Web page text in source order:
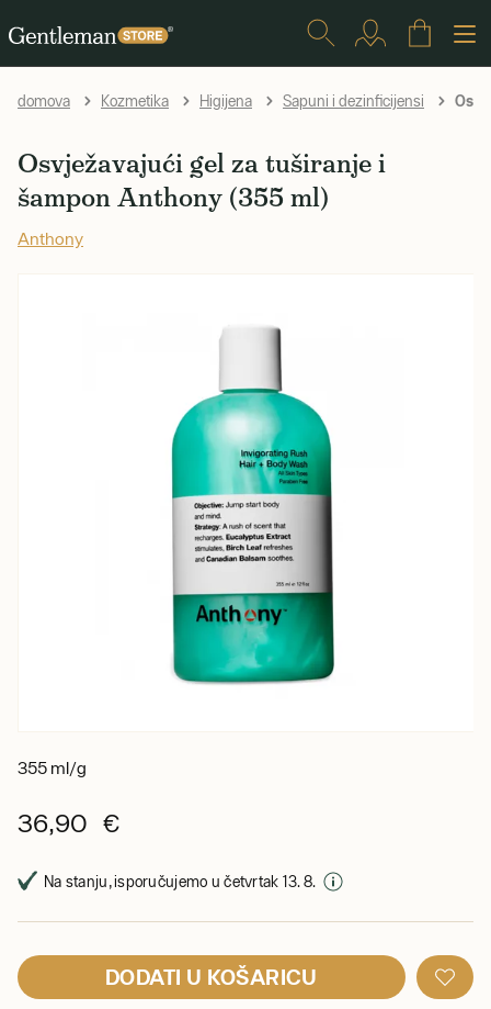
domova Kozmetika Higijena Sapuni i dezinficijensi
Osvježavajući gel za tuširanje i
šampon Anthony (355 ml)
Anthony
355 ml/g
36,90 €
Na stanju, isporučujemo u četvrtak 13. 8.
DODATI U KOŠARICU